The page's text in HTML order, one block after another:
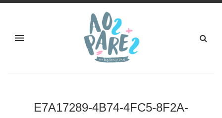
E7A17289-4B74-4FC5-8F2A-